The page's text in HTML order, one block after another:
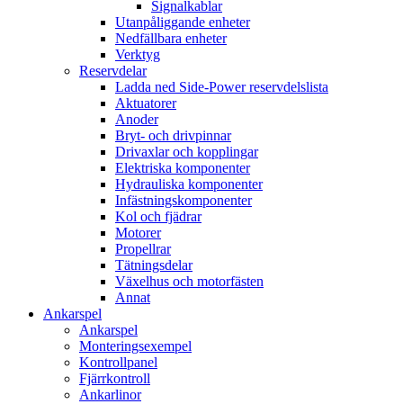
Signalkablar
Utanpåliggande enheter
Nedfällbara enheter
Verktyg
Reservdelar
Ladda ned Side-Power reservdelslista
Aktuatorer
Anoder
Bryt- och drivpinnar
Drivaxlar och kopplingar
Elektriska komponenter
Hydrauliska komponenter
Infästningskomponenter
Kol och fjädrar
Motorer
Propellrar
Tätningsdelar
Växelhus och motorfästen
Annat
Ankarspel
Ankarspel
Monteringsexempel
Kontrollpanel
Fjärrkontroll
Ankarlinor